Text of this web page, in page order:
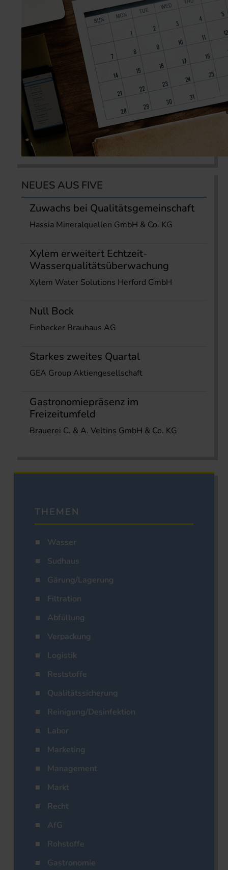
NEUES AUS FIVE
Zuwachs bei Qualitätsgemeinschaft
Hassia Mineralquellen GmbH & Co. KG
Xylem erweitert Echtzeit-
Wasserqualitätsüberwachung
Xylem Water Solutions Herford GmbH
Null Bock
Einbecker Brauhaus AG
Starkes zweites Quartal
GEA Group Aktiengesellschaft
Gastronomiepräsenz im
Freizeitumfeld
Brauerei C. & A. Veltins GmbH & Co. KG
THEMEN
Wasser
Sudhaus
Gärung/Lagerung
Filtration
Abfüllung
Verpackung
Logistik
Reststoffe
Qualitätssicherung
Reinigung/Desinfektion
Labor
Marketing
Management
Markt
Recht
AfG
Rohstoffe
Gastronomie